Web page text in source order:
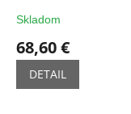
Skladom
68,60 €
DETAIL